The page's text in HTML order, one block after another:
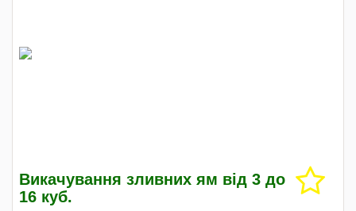
Викачування зливних ям від 3 до
16 куб.